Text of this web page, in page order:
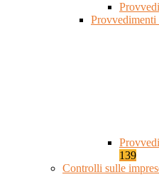
139
Controlli sulle